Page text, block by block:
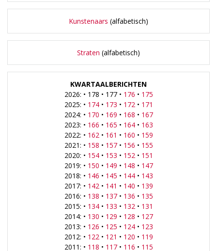
Kunstenaars (alfabetisch)
Straten (alfabetisch)
KWARTAALBERICHTEN
2026: • 178 • 177 • 176 • 175
2025: • 174• 173 • 172• 171
2024: • 170 • 169 • 168 • 167
2023: • 166 • 165 • 164• 163
2022: • 162• 161 • 160 • 159
2021: • 158 • 157• 156 • 155
2020: • 154• 153 • 152• 151
2019: • 150 • 149 • 148 • 147
2018: • 146 • 145 • 144• 143
2017: • 142• 141 • 140 • 139
2016: • 138 • 137• 136 • 135
2015: • 134• 133 • 132• 131
2014: • 130 • 129 • 128 • 127
2013: • 126 • 125 • 124• 123
2012: • 122• 121 • 120 • 119
2011: • 118 • 117• 116 • 115